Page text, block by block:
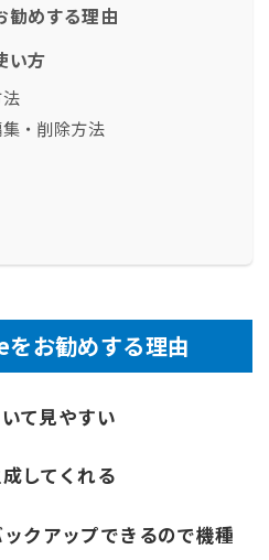
めする理由
い方
・削除方法
お勧めする理由
て見やすい
してくれる
クアップできるので機種